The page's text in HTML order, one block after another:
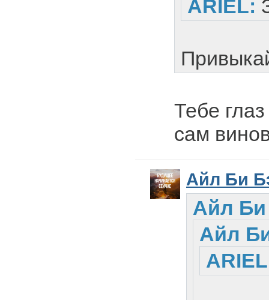
ARIEL:
Тебе
сам
Айл Би
Айл Би
Айл